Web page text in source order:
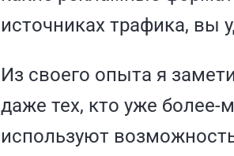
источниках трафика, вы
Из своего опыта я
даже тех, кто уже более-
используют